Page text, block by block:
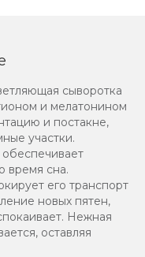
сыворотка
и мелатонином
и постакне,
участки.
время сна.
его транспорт
новых пятен,
Нежная
оставляя